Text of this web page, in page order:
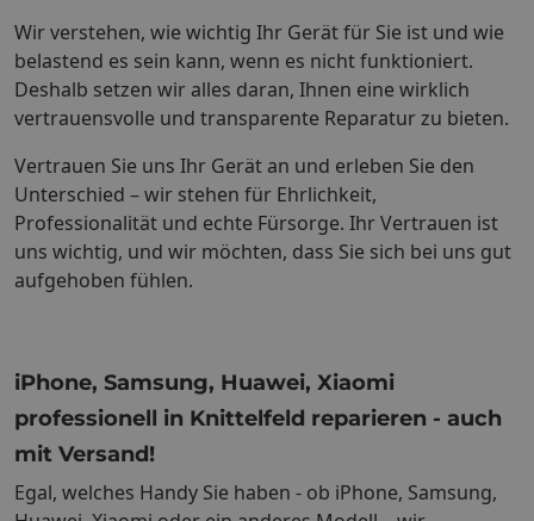
Wir verstehen, wie wichtig Ihr Gerät für Sie ist und wie
belastend es sein kann, wenn es nicht funktioniert.
Deshalb setzen wir alles daran, Ihnen eine wirklich
vertrauensvolle und transparente Reparatur zu bieten.
Vertrauen Sie uns Ihr Gerät an und erleben Sie den
Unterschied – wir stehen für Ehrlichkeit,
Professionalität und echte Fürsorge. Ihr Vertrauen ist
uns wichtig, und wir möchten, dass Sie sich bei uns gut
aufgehoben fühlen.
iPhone, Samsung, Huawei, Xiaomi
professionell in Knittelfeld reparieren - auch
mit Versand!
Egal, welches Handy Sie haben - ob iPhone, Samsung,